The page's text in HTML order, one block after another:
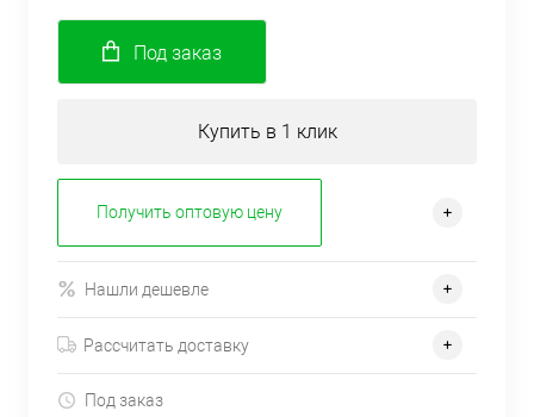
Под заказ
Купить в 1 клик
Получить оптовую цену
Нашли дешевле
Рассчитать доставку
Под заказ